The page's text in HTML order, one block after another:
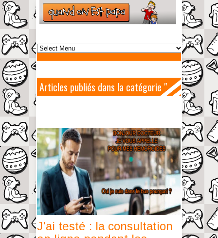
Articles publiés dans la catégorie "
Papa geek "
J’ai testé : la consultation